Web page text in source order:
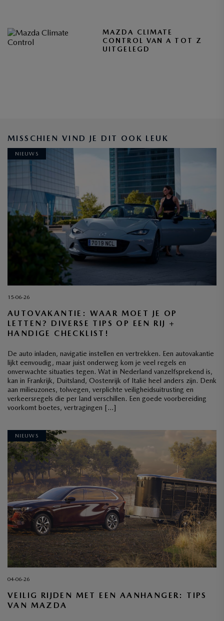
MAZDA CLIMATE
CONTROL VAN A TOT Z
UITGELEGD
INSCHRIJVEN
MISSCHIEN VIND JE DIT OOK LEUK
NIEUWS
15-06-26
AUTOVAKANTIE: WAAR MOET JE OP
LETTEN? DIVERSE TIPS OP EEN RIJ +
HANDIGE CHECKLIST!
De auto inladen, navigatie instellen en vertrekken. Een autovakantie
lijkt eenvoudig, maar juist onderweg kom je veel regels en
onverwachte situaties tegen. Wat in Nederland vanzelfsprekend is,
kan in Frankrijk, Duitsland, Oostenrijk of Italië heel anders zijn. Denk
aan milieuzones, tolwegen, verplichte veiligheidsuitrusting en
verkeersregels die per land verschillen. Een goede voorbereiding
voorkomt boetes, vertragingen […]
NIEUWS
04-06-26
VEILIG RIJDEN MET EEN AANHANGER: TIPS
VAN MAZDA